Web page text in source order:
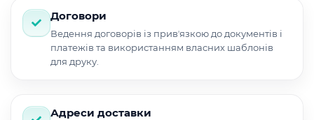
Договори
Ведення договорів із привʼязкою до документів і
платежів та використанням власних шаблонів
для друку.
Адреси доставки